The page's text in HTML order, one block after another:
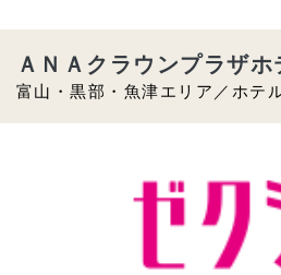
富山・黒部・魚津エリア／ホテ
ＡＮＡクラウンプラザホ